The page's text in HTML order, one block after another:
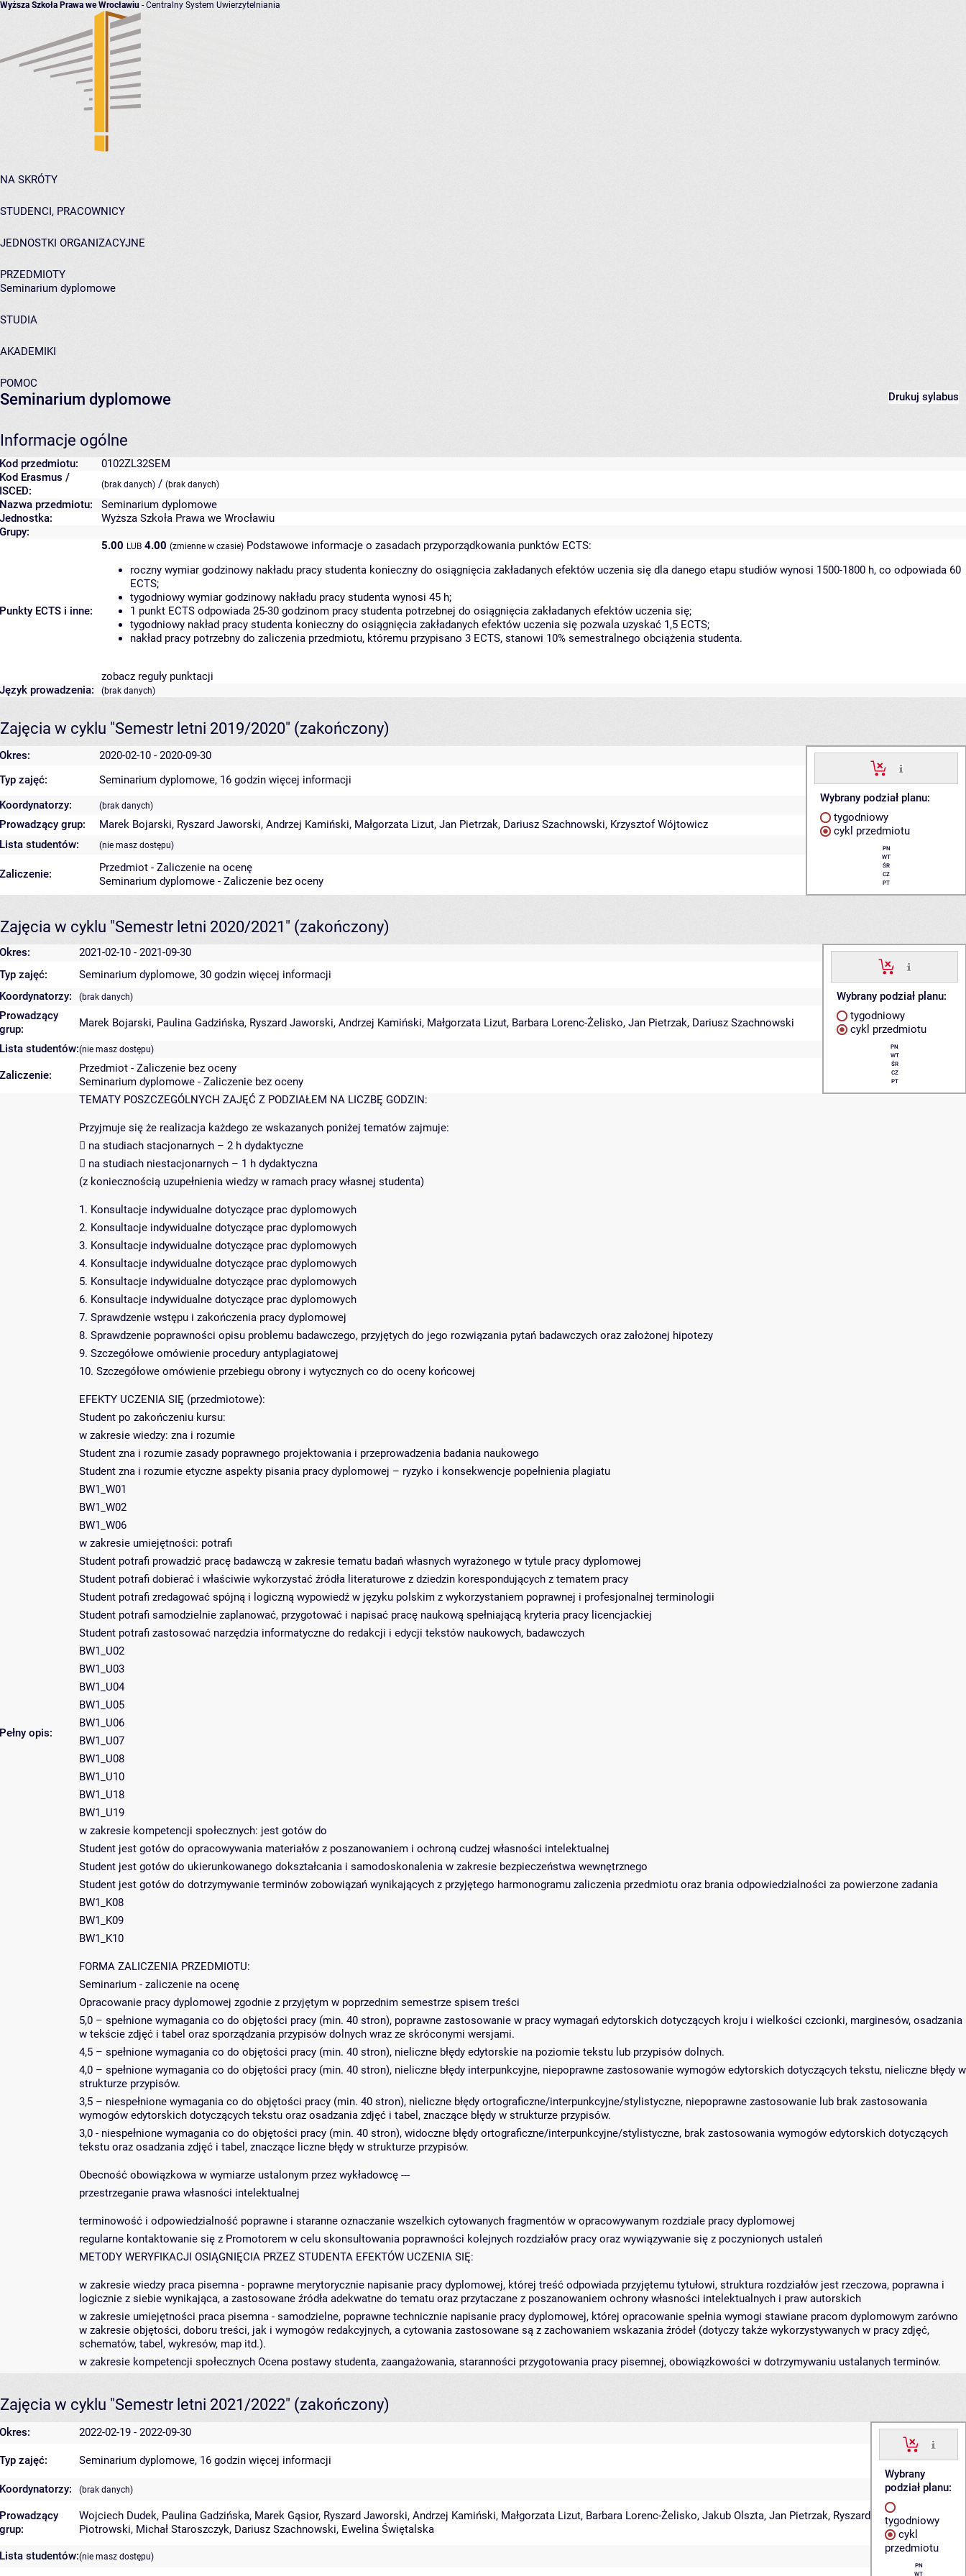
Wyższa Szkoła Prawa we Wrocławiu - Centralny System Uwierzytelniania
NA SKRÓTY
STUDENCI, PRACOWNICY
JEDNOSTKI ORGANIZACYJNE
PRZEDMIOTY
Seminarium dyplomowe
STUDIA
AKADEMIKI
POMOC
Drukuj sylabus
Seminarium dyplomowe
Informacje ogólne
Kod przedmiotu:
0102ZL32SEM
Kod Erasmus /
ISCED:
(brak danych) / (brak danych)
Nazwa przedmiotu:
Seminarium dyplomowe
Jednostka:
Wyższa Szkoła Prawa we Wrocławiu
Grupy:
Punkty ECTS i inne:
5.00 LUB 4.00 (zmienne w czasie) Podstawowe informacje o zasadach przyporządkowania punktów ECTS:
roczny wymiar godzinowy nakładu pracy studenta konieczny do osiągnięcia zakładanych efektów uczenia się dla danego etapu studiów wynosi 1500-1800 h, co odpowiada 60
ECTS;
tygodniowy wymiar godzinowy nakładu pracy studenta wynosi 45 h;
1 punkt ECTS odpowiada 25-30 godzinom pracy studenta potrzebnej do osiągnięcia zakładanych efektów uczenia się;
tygodniowy nakład pracy studenta konieczny do osiągnięcia zakładanych efektów uczenia się pozwala uzyskać 1,5 ECTS;
nakład pracy potrzebny do zaliczenia przedmiotu, któremu przypisano 3 ECTS, stanowi 10% semestralnego obciążenia studenta.
zobacz reguły punktacji
Język prowadzenia:
(brak danych)
Zajęcia w cyklu "Semestr letni 2019/2020" (zakończony)
Okres: 2020-02-10 - 2020-09-30
Wybrany podział planu:
tygodniowy
cykl przedmiotu
PN
WT
ŚR
CZ
PT
Typ zajęć: Seminarium dyplomowe, 16 godzin więcej informacji
Koordynatorzy:
(brak danych)
Prowadzący grup: Marek Bojarski, Ryszard Jaworski, Andrzej Kamiński, Małgorzata Lizut, Jan Pietrzak, Dariusz Szachnowski, Krzysztof Wójtowicz
Lista studentów:
(nie masz dostępu)
Zaliczenie:
Przedmiot - Zaliczenie na ocenę
Seminarium dyplomowe - Zaliczenie bez oceny
Zajęcia w cyklu "Semestr letni 2020/2021" (zakończony)
Okres: 2021-02-10 - 2021-09-30
Wybrany podział planu:
tygodniowy
cykl przedmiotu
PN
WT
ŚR
CZ
PT
Typ zajęć: Seminarium dyplomowe, 30 godzin więcej informacji
Koordynatorzy:
(brak danych)
Prowadzący
grup:
Marek Bojarski, Paulina Gadzińska, Ryszard Jaworski, Andrzej Kamiński, Małgorzata Lizut, Barbara Lorenc-Żelisko, Jan Pietrzak, Dariusz Szachnowski
Lista studentów:(nie masz dostępu)
Zaliczenie:
Przedmiot - Zaliczenie bez oceny
Seminarium dyplomowe - Zaliczenie bez oceny
Pełny opis:
TEMATY POSZCZEGÓLNYCH ZAJĘĆ Z PODZIAŁEM NA LICZBĘ GODZIN:
Przyjmuje się że realizacja każdego ze wskazanych poniżej tematów zajmuje:
 na studiach stacjonarnych – 2 h dydaktyczne
 na studiach niestacjonarnych – 1 h dydaktyczna
(z koniecznością uzupełnienia wiedzy w ramach pracy własnej studenta)
1. Konsultacje indywidualne dotyczące prac dyplomowych
2. Konsultacje indywidualne dotyczące prac dyplomowych
3. Konsultacje indywidualne dotyczące prac dyplomowych
4. Konsultacje indywidualne dotyczące prac dyplomowych
5. Konsultacje indywidualne dotyczące prac dyplomowych
6. Konsultacje indywidualne dotyczące prac dyplomowych
7. Sprawdzenie wstępu i zakończenia pracy dyplomowej
8. Sprawdzenie poprawności opisu problemu badawczego, przyjętych do jego rozwiązania pytań badawczych oraz założonej hipotezy
9. Szczegółowe omówienie procedury antyplagiatowej
10. Szczegółowe omówienie przebiegu obrony i wytycznych co do oceny końcowej
EFEKTY UCZENIA SIĘ (przedmiotowe):
Student po zakończeniu kursu:
w zakresie wiedzy: zna i rozumie
Student zna i rozumie zasady poprawnego projektowania i przeprowadzenia badania naukowego
Student zna i rozumie etyczne aspekty pisania pracy dyplomowej – ryzyko i konsekwencje popełnienia plagiatu
BW1_W01
BW1_W02
BW1_W06
w zakresie umiejętności: potrafi
Student potrafi prowadzić pracę badawczą w zakresie tematu badań własnych wyrażonego w tytule pracy dyplomowej
Student potrafi dobierać i właściwie wykorzystać źródła literaturowe z dziedzin korespondujących z tematem pracy
Student potrafi zredagować spójną i logiczną wypowiedź w języku polskim z wykorzystaniem poprawnej i profesjonalnej terminologii
Student potrafi samodzielnie zaplanować, przygotować i napisać pracę naukową spełniającą kryteria pracy licencjackiej
Student potrafi zastosować narzędzia informatyczne do redakcji i edycji tekstów naukowych, badawczych
BW1_U02
BW1_U03
BW1_U04
BW1_U05
BW1_U06
BW1_U07
BW1_U08
BW1_U10
BW1_U18
BW1_U19
w zakresie kompetencji społecznych: jest gotów do
Student jest gotów do opracowywania materiałów z poszanowaniem i ochroną cudzej własności intelektualnej
Student jest gotów do ukierunkowanego dokształcania i samodoskonalenia w zakresie bezpieczeństwa wewnętrznego
Student jest gotów do dotrzymywanie terminów zobowiązań wynikających z przyjętego harmonogramu zaliczenia przedmiotu oraz brania odpowiedzialności za powierzone zadania
BW1_K08
BW1_K09
BW1_K10
FORMA ZALICZENIA PRZEDMIOTU:
Seminarium - zaliczenie na ocenę
Opracowanie pracy dyplomowej zgodnie z przyjętym w poprzednim semestrze spisem treści
5,0 – spełnione wymagania co do objętości pracy (min. 40 stron), poprawne zastosowanie w pracy wymagań edytorskich dotyczących kroju i wielkości czcionki, marginesów, osadzania
w tekście zdjęć i tabel oraz sporządzania przypisów dolnych wraz ze skróconymi wersjami.
4,5 – spełnione wymagania co do objętości pracy (min. 40 stron), nieliczne błędy edytorskie na poziomie tekstu lub przypisów dolnych.
4,0 – spełnione wymagania co do objętości pracy (min. 40 stron), nieliczne błędy interpunkcyjne, niepoprawne zastosowanie wymogów edytorskich dotyczących tekstu, nieliczne błędy w
strukturze przypisów.
3,5 – niespełnione wymagania co do objętości pracy (min. 40 stron), nieliczne błędy ortograficzne/interpunkcyjne/stylistyczne, niepoprawne zastosowanie lub brak zastosowania
wymogów edytorskich dotyczących tekstu oraz osadzania zdjęć i tabel, znaczące błędy w strukturze przypisów.
3,0 - niespełnione wymagania co do objętości pracy (min. 40 stron), widoczne błędy ortograficzne/interpunkcyjne/stylistyczne, brak zastosowania wymogów edytorskich dotyczących
tekstu oraz osadzania zdjęć i tabel, znaczące liczne błędy w strukturze przypisów.
Obecność obowiązkowa w wymiarze ustalonym przez wykładowcę ---
przestrzeganie prawa własności intelektualnej
terminowość i odpowiedzialność poprawne i staranne oznaczanie wszelkich cytowanych fragmentów w opracowywanym rozdziale pracy dyplomowej
regularne kontaktowanie się z Promotorem w celu skonsultowania poprawności kolejnych rozdziałów pracy oraz wywiązywanie się z poczynionych ustaleń
METODY WERYFIKACJI OSIĄGNIĘCIA PRZEZ STUDENTA EFEKTÓW UCZENIA SIĘ:
w zakresie wiedzy praca pisemna - poprawne merytorycznie napisanie pracy dyplomowej, której treść odpowiada przyjętemu tytułowi, struktura rozdziałów jest rzeczowa, poprawna i
logicznie z siebie wynikająca, a zastosowane źródła adekwatne do tematu oraz przytaczane z poszanowaniem ochrony własności intelektualnych i praw autorskich
w zakresie umiejętności praca pisemna - samodzielne, poprawne technicznie napisanie pracy dyplomowej, której opracowanie spełnia wymogi stawiane pracom dyplomowym zarówno
w zakresie objętości, doboru treści, jak i wymogów redakcyjnych, a cytowania zastosowane są z zachowaniem wskazania źródeł (dotyczy także wykorzystywanych w pracy zdjęć,
schematów, tabel, wykresów, map itd.).
w zakresie kompetencji społecznych Ocena postawy studenta, zaangażowania, staranności przygotowania pracy pisemnej, obowiązkowości w dotrzymywaniu ustalanych terminów.
Zajęcia w cyklu "Semestr letni 2021/2022" (zakończony)
Okres: 2022-02-19 - 2022-09-30
Wybrany
podział planu:
tygodniowy
przedmiotu
PN
WT
Typ zajęć: Seminarium dyplomowe, 16 godzin więcej informacji
Koordynatorzy: (brak danych)
Prowadzący
grup:
Wojciech Dudek, Paulina Gadzińska, Marek Gąsior, Ryszard Jaworski, Andrzej Kamiński, Małgorzata Lizut, Barbara Lorenc-Żelisko, Jakub Olszta, Jan Pietrzak, Ryszard
Piotrowski, Michał Staroszczyk, Dariusz Szachnowski, Ewelina Świętalska
Lista studentów:(nie masz dostępu)